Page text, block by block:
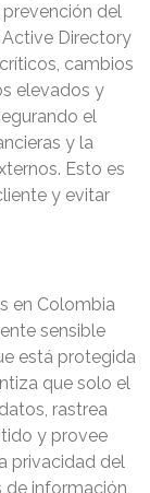
del
Directory
cambios
elevados y
el
y la
Esto es
y evitar
en Colombia
sensible
está protegida
que solo el
rastrea
y provee
privacidad del
de información